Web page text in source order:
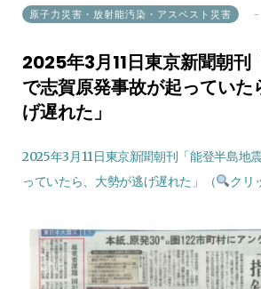
原子力災害・放射能汚染・アスベスト災害
2025年3月11日東京新聞朝刊
で志賀原発事故が起っていた
げ遅れた」
2025年3月11日東京新聞朝刊「能登半島地
っていたら、大勢が逃げ遅れた」（
クリ